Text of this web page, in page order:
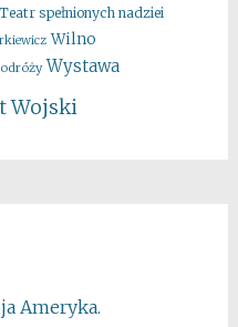
Teatr spełnionych nadziei
Wilno
Wystawa
Wojski
Ameryka.